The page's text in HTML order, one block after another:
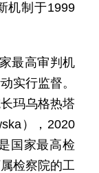
机制于1999
最高审判机
实行监督。
玛乌格热塔
），2020
国家最高检
检察院的工